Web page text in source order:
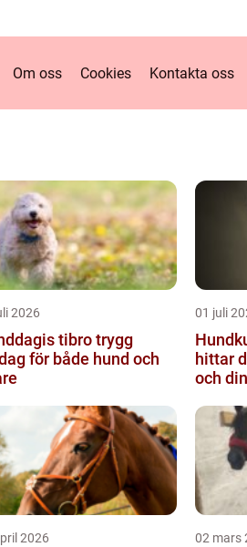
Om oss Cookies Kontakta oss
2026
tibro trygg
för både hund och
01 juli
hittar
och
2026 02 mars